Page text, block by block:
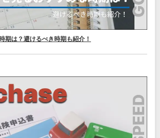
期は？避けるべき時期も紹介！